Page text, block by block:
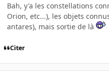
Bah, y'a les constellations
Orion, etc...), les objets
antares), mais sortie de là
Citer